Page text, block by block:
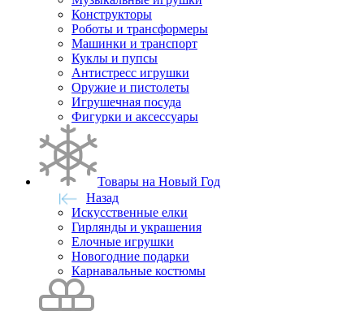
Конструкторы
Роботы и трансформеры
Машинки и транспорт
Куклы и пупсы
Антистресс игрушки
Оружие и пистолеты
Игрушечная посуда
Фигурки и аксессуары
Товары на Новый Год
Назад
Искусственные елки
Гирлянды и украшения
Елочные игрушки
Новогодние подарки
Карнавальные костюмы